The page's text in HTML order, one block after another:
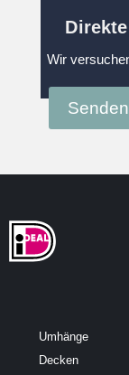
Wir
Umhänge
Decken